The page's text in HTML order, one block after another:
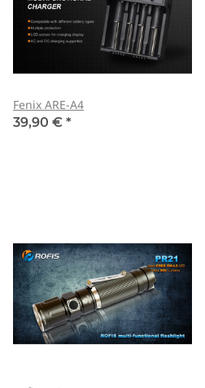
Fenix ARE-A4
39,90 € *